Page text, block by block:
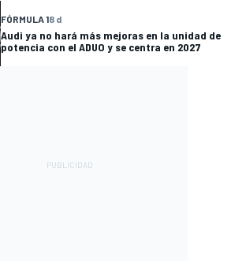
FÓRMULA 18 d
Audi ya no hará más mejoras en la unidad de
potencia con el ADUO y se centra en 2027